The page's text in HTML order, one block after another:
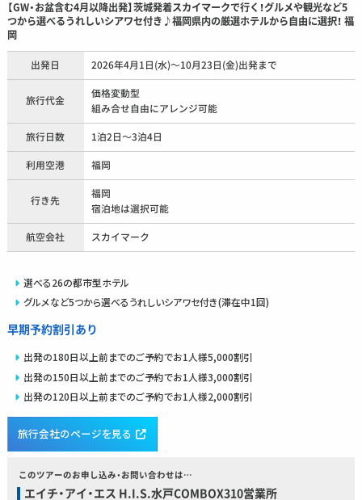
【GW・お盆含む4月以降出発】茨城発着スカイマークで行く！グルメや観光など5
つから選べるうれしいシアワセ付き♪福岡県内の厳選ホテルから自由に選択！ 福
岡
出発日 2026年4月1日(水)～10月23日(金)出発まで
旅行代金
価格変動型
組み合せ自由にアレンジ可能
旅行日数 1泊2日～3泊4日
利用空港 福岡
行き先
福岡
宿泊地は選択可能
航空会社 スカイマーク
選べる26の都市型ホテル
グルメなど5つから選べるうれしいシアワセ付き(滞在中1回)
早期予約割引あり
出発の180日以上前までのご予約でお1人様5,000割引
出発の150日以上前までのご予約でお1人様3,000割引
出発の120日以上前までのご予約でお1人様2,000割引
旅行会社のページを見る
このツアーのお申し込み・お問い合わせは…
エイチ・アイ・エス H.I.S.水戸COMBOX310営業所